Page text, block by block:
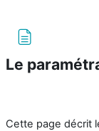
Le
Cette page décrit